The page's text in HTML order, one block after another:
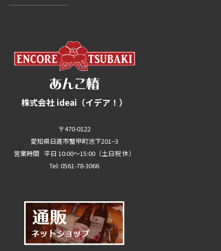
株式会社 ideai（イデア！）
〒470-0122
愛知県日進市蟹甲町池下201−3
営業時間 平日 10:00～15:00（土日祝 休）
Tel: 0561-78-3066